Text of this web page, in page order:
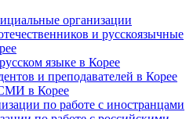
организации
и русскоязычные
языке в Корее
и преподавателей в Корее
в Корее
по работе с иностранцами